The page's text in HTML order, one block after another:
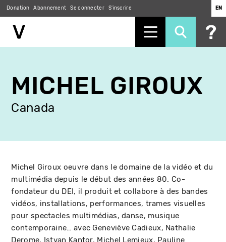
contenu
principal
Donation Abonnement Se connecter S'inscrire EN
MICHEL GIROUX
Canada
Michel Giroux oeuvre dans le domaine de la vidéo et du
multimédia depuis le début des années 80. Co-
fondateur du DEI, il produit et collabore à des bandes
vidéos, installations, performances, trames visuelles
pour spectacles multimédias, danse, musique
contemporaine… avec Geneviève Cadieux, Nathalie
Derome, Istvan Kantor, Michel Lemieux, Pauline